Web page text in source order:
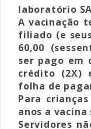
laboratório
A vacinação
filiado (e
60,00
ser pago em
crédito (2X)
folha de
Para
anos a
Servidores